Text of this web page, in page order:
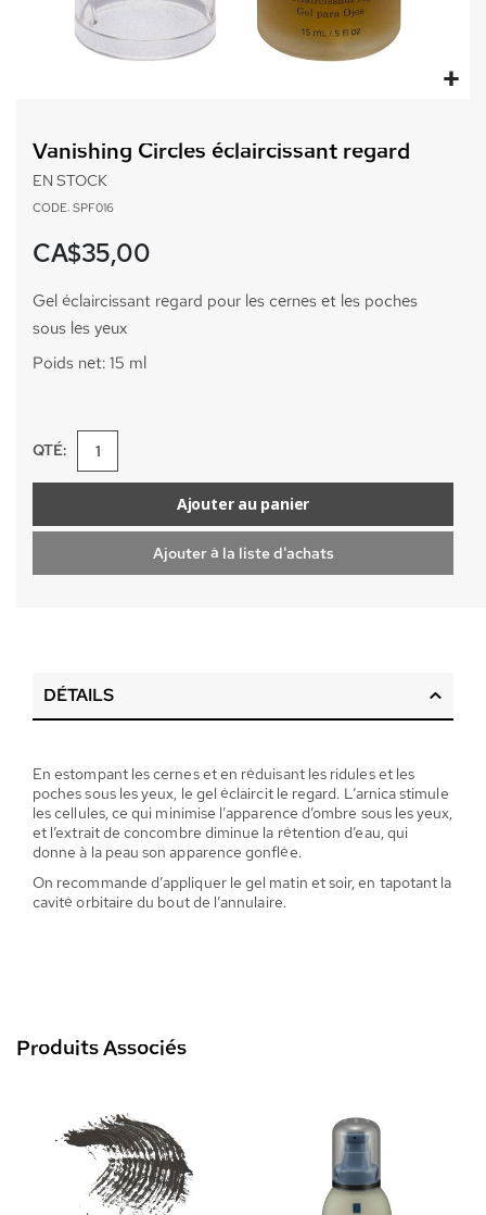
début
d’images
Vanishing Circles éclaircissant regard
EN STOCK
CODE: SPF016
CA$35,00
Gel éclaircissant regard pour les cernes et les poches
sous les yeux
Poids net: 15 ml
QTÉ:
Ajouter au panier
Ajouter à la liste d'achats
DÉTAILS
En estompant les cernes et en réduisant les ridules et les
poches sous les yeux, le gel éclaircit le regard. L’arnica stimule
les cellules, ce qui minimise l’apparence d’ombre sous les yeux,
et l’extrait de concombre diminue la rétention d’eau, qui
donne à la peau son apparence gonflée.
On recommande d’appliquer le gel matin et soir, en tapotant la
cavité orbitaire du bout de l’annulaire.
Produits Associés